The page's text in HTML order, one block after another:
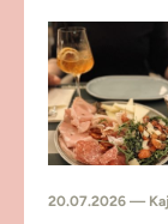
20.07.2026 —